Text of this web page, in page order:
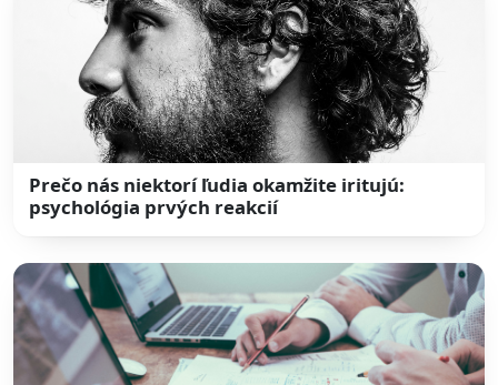
Prečo nás niektorí ľudia okamžite iritujú:
psychológia prvých reakcií